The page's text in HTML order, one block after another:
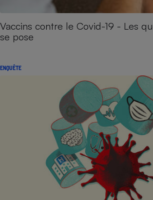
Vaccins contre le Covid-19 - Les
se pose
ENQUÊTE